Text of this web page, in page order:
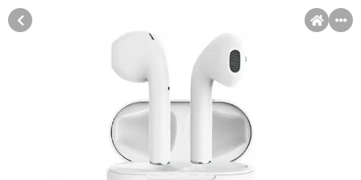
Račun